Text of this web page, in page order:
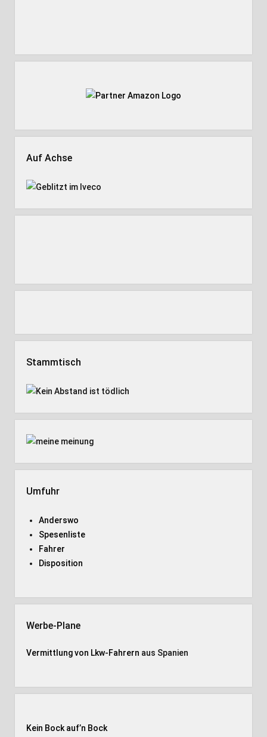
Auf Achse
Stammtisch
Umfuhr
Anderswo
Spesenliste
Fahrer
Disposition
Werbe-Plane
Vermittlung von Lkw-Fahrern aus Spanien
Kein Bock auf’n Bock